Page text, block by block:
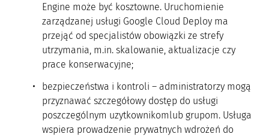
Engine może być kosztowne. Uruchomienie
zarządzanej usługi Google Cloud Deploy ma
przejąć od specjalistów obowiązki ze strefy
utrzymania, m.in. skalowanie, aktualizacje czy
prace konserwacyjne;
bezpieczeństwa i kontroli – administratorzy mogą
przyznawać szczegółowy dostęp do usługi
poszczególnym uzytkownikomlub grupom. Usługa
wspiera prowadzenie prywatnych wdrożeń do